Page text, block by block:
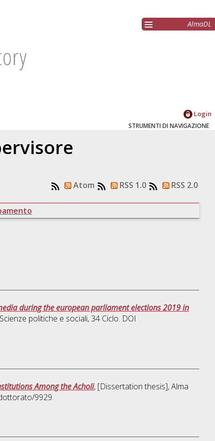
AlmaDL
Login
STRUMENTI DI NAVIGAZIONE
Atom RSS 1.0 RSS 2.0
during the european parliament elections 2019 in
Scienze politiche e sociali, 34 Ciclo. DOI
Among the Acholi, [Dissertation thesis], Alma
9929.